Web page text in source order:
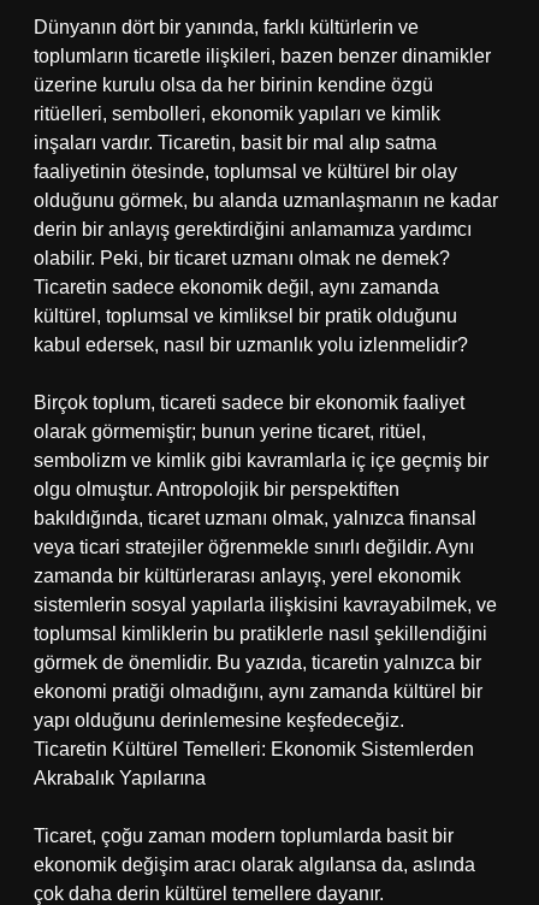
Dünyanın dört bir yanında, farklı kültürlerin ve
toplumların ticaretle ilişkileri, bazen benzer dinamikler
üzerine kurulu olsa da her birinin kendine özgü
ritüelleri, sembolleri, ekonomik yapıları ve kimlik
inşaları vardır. Ticaretin, basit bir mal alıp satma
faaliyetinin ötesinde, toplumsal ve kültürel bir olay
olduğunu görmek, bu alanda uzmanlaşmanın ne kadar
derin bir anlayış gerektirdiğini anlamamıza yardımcı
olabilir. Peki, bir ticaret uzmanı olmak ne demek?
Ticaretin sadece ekonomik değil, aynı zamanda
kültürel, toplumsal ve kimliksel bir pratik olduğunu
kabul edersek, nasıl bir uzmanlık yolu izlenmelidir?
Birçok toplum, ticareti sadece bir ekonomik faaliyet
olarak görmemiştir; bunun yerine ticaret, ritüel,
sembolizm ve kimlik gibi kavramlarla iç içe geçmiş bir
olgu olmuştur. Antropolojik bir perspektiften
bakıldığında, ticaret uzmanı olmak, yalnızca finansal
veya ticari stratejiler öğrenmekle sınırlı değildir. Aynı
zamanda bir kültürlerarası anlayış, yerel ekonomik
sistemlerin sosyal yapılarla ilişkisini kavrayabilmek, ve
toplumsal kimliklerin bu pratiklerle nasıl şekillendiğini
görmek de önemlidir. Bu yazıda, ticaretin yalnızca bir
ekonomi pratiği olmadığını, aynı zamanda kültürel bir
yapı olduğunu derinlemesine keşfedeceğiz.
Ticaretin Kültürel Temelleri: Ekonomik Sistemlerden
Akrabalık Yapılarına
Ticaret, çoğu zaman modern toplumlarda basit bir
ekonomik değişim aracı olarak algılansa da, aslında
çok daha derin kültürel temellere dayanır.